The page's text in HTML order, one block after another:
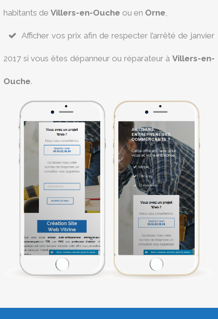
habitants de Villers-en-Ouche ou en Orne,
Afficher vos prix afin de respecter l’arrêté de janvier
2017 si vous êtes dépanneur ou réparateur à Villers-en-
Ouche.